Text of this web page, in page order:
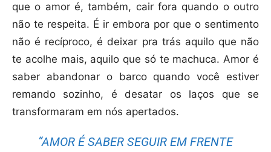
que o amor é, também, cair fora quando o outro
não te respeita. É ir embora por que o sentimento
não é recíproco, é deixar pra trás aquilo que não
te acolhe mais, aquilo que só te machuca. Amor é
saber abandonar o barco quando você estiver
remando sozinho, é desatar os laços que se
transformaram em nós apertados.
“AMOR É SABER SEGUIR EM FRENTE